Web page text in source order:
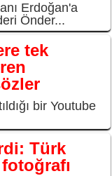
Erdoğan'a
Önder...
tek
bir Youtube
Türk